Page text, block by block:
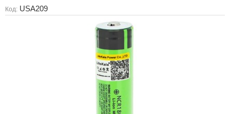
Код: USA209